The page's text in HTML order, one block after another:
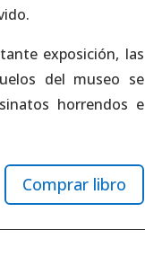
exposición, las
del museo se
horrendos e
Comprar libro